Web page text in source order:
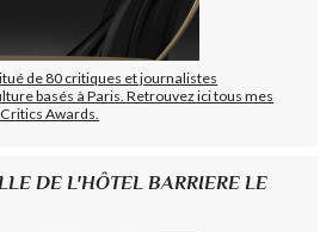
de 80 critiques et journalistes
basés à Paris. Retrouvez ici tous mes
Awards.
DE L'HÔTEL BARRIERE LE